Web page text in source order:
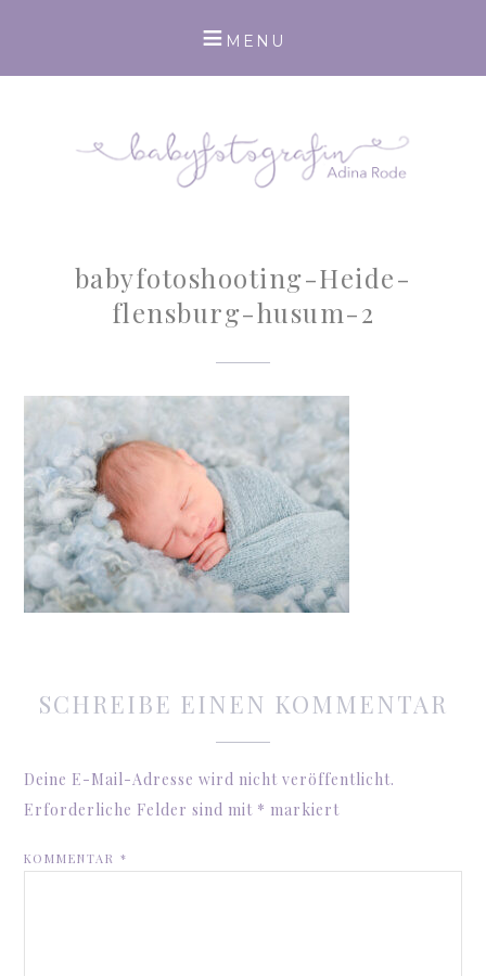
babyfotoshooting-Heide-
flensburg-husum-2
SCHREIBE EINEN KOMMENTAR
Deine E-Mail-Adresse wird nicht veröffentlicht.
Erforderliche Felder sind mit * markiert
KOMMENTAR*